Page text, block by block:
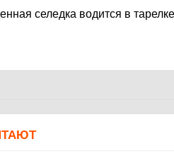
селедка водится в тарелке